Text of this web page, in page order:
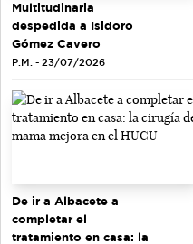
Multitudinaria
despedida a Isidoro
Gómez Cavero
P.M. - 23/07/2026
De ir a Albacete a
completar el
tratamiento en casa: la